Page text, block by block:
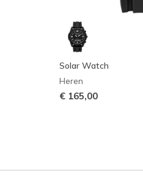
Solar Watch
Heren
€ 165,00